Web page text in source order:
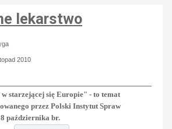
lekarstwo
2010
starzejącej się Europie" - to temat
przez Polski Instytut Spraw
października br.